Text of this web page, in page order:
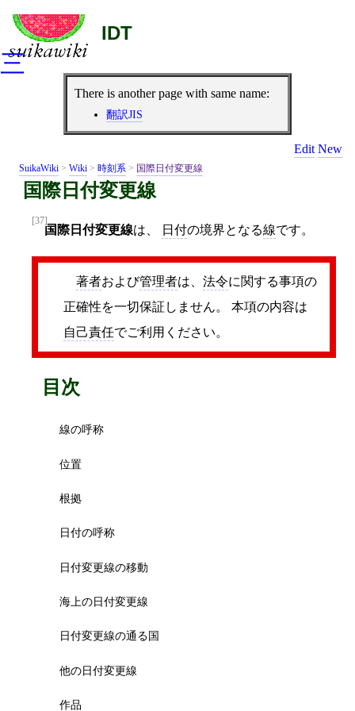
IDT
There is another page with same name:
翻訳JIS
Edit New
SuikaWiki > Wiki > 時刻系 > 国際日付変更線
国際日付変更線
[37]
国際日付変更線は、 日付の境界となる線です。
著者および管理者は、 法令に関する事項の
正確性を一切保証しません。 本項の内容は
自己責任でご利用ください。
目次
線の呼称
位置
根拠
日付の呼称
日付変更線の移動
海上の日付変更線
日付変更線の通る国
他の日付変更線
作品
三